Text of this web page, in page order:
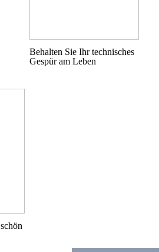
Behalten Sie Ihr technisches
Gespür am Leben